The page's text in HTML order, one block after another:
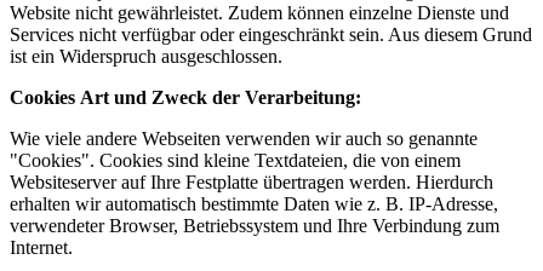
Website nicht gewährleistet. Zudem können einzelne Dienste und
Services nicht verfügbar oder eingeschränkt sein. Aus diesem Grund
ist ein Widerspruch ausgeschlossen.
Cookies Art und Zweck der Verarbeitung:
Wie viele andere Webseiten verwenden wir auch so genannte
"Cookies". Cookies sind kleine Textdateien, die von einem
Websiteserver auf Ihre Festplatte übertragen werden. Hierdurch
erhalten wir automatisch bestimmte Daten wie z. B. IP-Adresse,
verwendeter Browser, Betriebssystem und Ihre Verbindung zum
Internet.